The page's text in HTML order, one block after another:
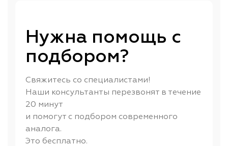
Нужна помощь с
подбором?
Свяжитесь со специалистами!
Наши консультанты перезвонят в течение
20 минут
и помогут с подбором современного
аналога.
Это бесплатно.